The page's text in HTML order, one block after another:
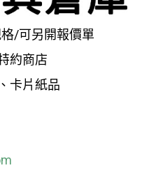
/可另開報價單
約商店
卡片紙品